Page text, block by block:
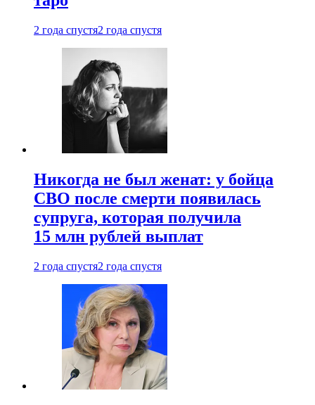
2 года спустя2 года спустя
Никогда не был женат: у бойца
СВО после смерти появилась
супруга, которая получила
15 млн рублей выплат
2 года спустя2 года спустя